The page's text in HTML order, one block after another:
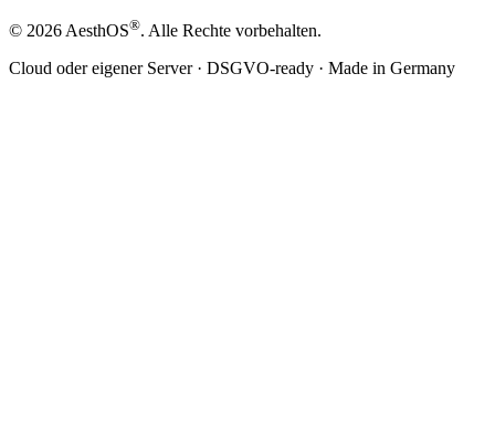
© 2026AesthOS®. Alle Rechte vorbehalten.
Cloud oder eigener Server · DSGVO-ready · Made in Germany